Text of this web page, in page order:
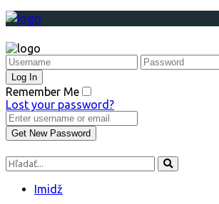
Remember Me
Lost your password?
Imidž